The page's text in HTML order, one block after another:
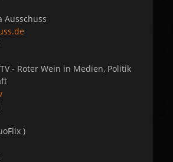
Ausschuss
- Roter Wein in Medien, Politik
)